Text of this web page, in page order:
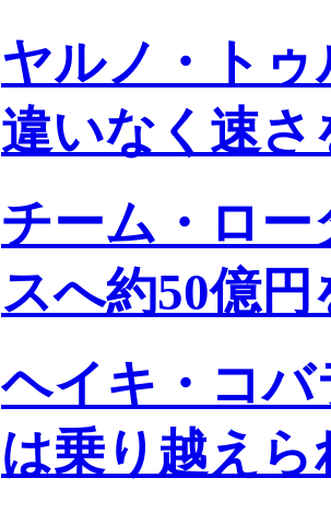
ヤルノ・ト
違いなく速
チーム・ロ
スへ約50億円
ヘイキ・コ
は乗り越えら